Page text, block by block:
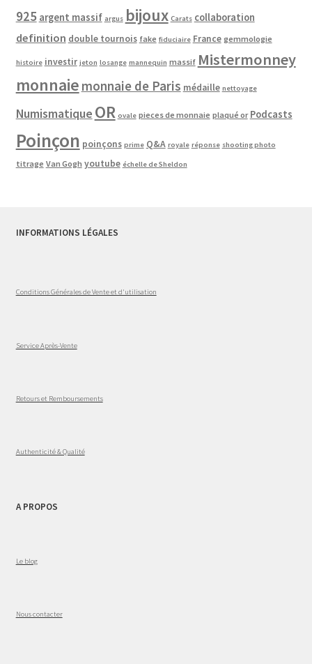
925 argent massif argus bijoux Carats collaboration
definition double tournois fake fiduciaire France gemmologie
histoire investir jeton losange mannequin massif Mistermonney
monnaie monnaie de Paris médaille nettoyage
Numismatique OR ovale pieces de monnaie plaqué or Podcasts
Poinçon poinçons prime Q&A royale réponse shooting photo
titrage Van Gogh youtube échelle de Sheldon
INFORMATIONS LÉGALES
Conditions Générales de Vente et d'utilisation
Service Après-Vente
Retours et Remboursements
Authenticité & Qualité
A PROPOS
Le blog
Nous contacter